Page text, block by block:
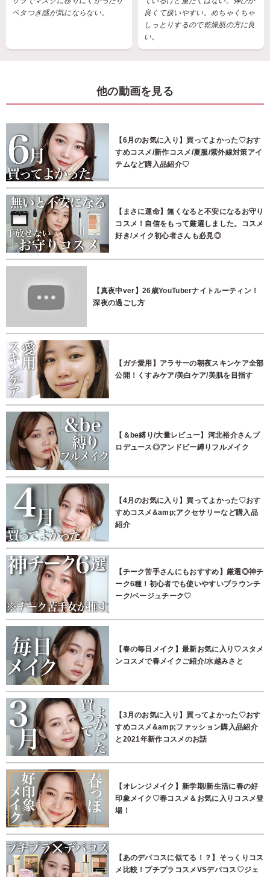
ベタつき感が気にならない。
良くて扱いやすい。めちゃくちゃ
しっとりするので乾燥肌の方に良
い。
他の動画を見る
【6月のお気に入り】買ってよかった♡おす
すめコスメ/新作コスメ/夏服/紫外線対策アイ
テムなど購入品紹介♡
【まさに運命】無くなると不安になるお守り
コスメ！自信をもって厳選しました。コスメ
好き/メイク初心者さんも必見◎
【真夜中ver】26歳YouTuberナイトルーティン！
深夜の過ごし方
【ガチ愛用】アラサーの朝夜スキンケア全部
公開！くすみケア/美白ケア/美肌を目指す
【＆be縛り/大量レビュー】河北裕介さんプ
ロデュース◎アンドビー縛りフルメイク
【4月のお気に入り】買ってよかった♡おす
すめコスメ&amp;アクセサリーなど購入品
紹介
【チーク苦手さんにもおすすめ】厳選◎神チ
ーク6種！初心者でも使いやすいブラウンチ
ーク/ベージュチーク♡
【春の毎日メイク】最新お気に入り♡スタメ
ンコスメで春メイクご紹介/水越みさと
【3月のお気に入り】買ってよかった♡おす
すめコスメ&amp;ファッション購入品紹介
と2021年新作コスメのお話
【オレンジメイク】新学期/新生活に春の好
印象メイク♡春コスメ＆お気に入りコスメ登
場！
【あのデパコスに似てる！？】そっくりコス
メ比較！プチプラコスメVSデパコス♡ジェ